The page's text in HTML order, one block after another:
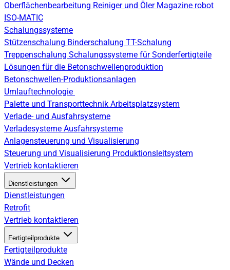
Oberflächenbearbeitung Reiniger und Öler Magazine robot
ISO-MATIC
Schalungssysteme
Stützenschalung Binderschalung TT-Schalung
Treppenschalung Schalungssysteme für Sonderfertigteile
Lösungen für die Betonschwellenproduktion
Betonschwellen-Produktionsanlagen
Umlauftechnologie
Palette und Transporttechnik Arbeitsplatzsystem
Verlade- und Ausfahrsysteme
Verladesysteme Ausfahrsysteme
Anlagensteuerung und Visualisierung
Steuerung und Visualisierung Produktionsleitsystem
Vertrieb kontaktieren
Dienstleistungen
Dienstleistungen
Retrofit
Vertrieb kontaktieren
Fertigteilprodukte
Fertigteilprodukte
Wände und Decken